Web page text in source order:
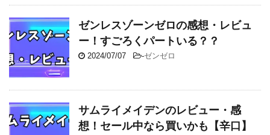
ゼンレスゾーンゼロの感想・レビュ
ー！すごろくパートいる？？
2024/07/07 -ゼンゼロ
サムライメイデンのレビュー・感
想！セール中なら買いかも【辛口】